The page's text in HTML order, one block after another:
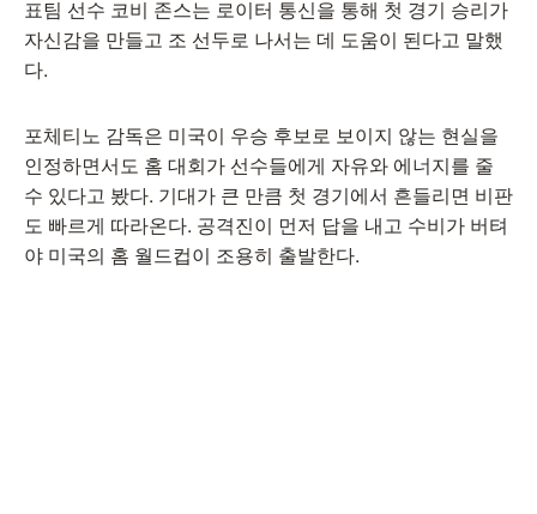
표팀 선수 코비 존스는 로이터 통신을 통해 첫 경기 승리가
자신감을 만들고 조 선두로 나서는 데 도움이 된다고 말했
다.
포체티노 감독은 미국이 우승 후보로 보이지 않는 현실을
인정하면서도 홈 대회가 선수들에게 자유와 에너지를 줄
수 있다고 봤다. 기대가 큰 만큼 첫 경기에서 흔들리면 비판
도 빠르게 따라온다. 공격진이 먼저 답을 내고 수비가 버텨
야 미국의 홈 월드컵이 조용히 출발한다.